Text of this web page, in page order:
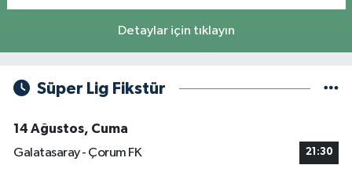
Detaylar için tıklayın
Süper Lig Fikstür
14 Ağustos, Cuma
Galatasaray - Çorum FK
21:30